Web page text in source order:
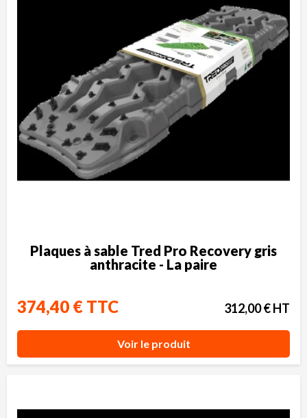
Plaques à sable Tred Pro Recovery gris
anthracite - La paire
374,40 € TTC 312,00 € HT
Voir le produit